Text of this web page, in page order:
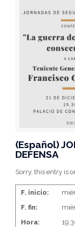
(Español)
DEFENSA
Sorry, this entry is
F. inicio:
F. fin:
Hora: